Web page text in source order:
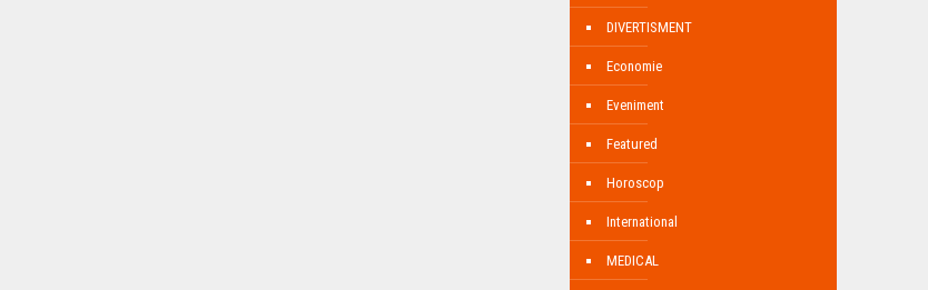
DIVERTISMENT
Economie
Eveniment
Featured
Horoscop
International
MEDICAL